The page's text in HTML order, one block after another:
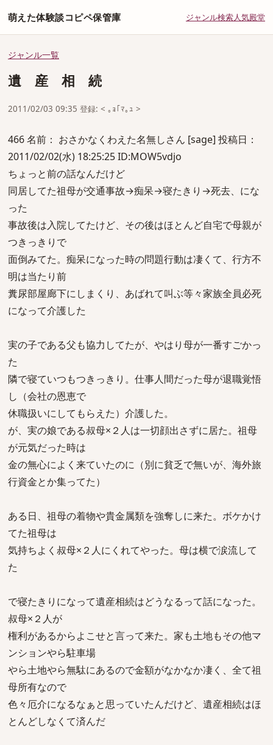
萌えた体験談コピペ保管庫 ジャンル検索人気殿堂
ジャンル一覧
遺 産 相 続
2011/02/03 09:35 登録: < ｡ｮ｢ﾏ｡ｭ >
466 名前： おさかなくわえた名無しさん [sage] 投稿日：
2011/02/02(水) 18:25:25 ID:MOW5vdjo
ちょっと前の話なんだけど
同居してた祖母が交通事故→痴呆→寝たきり→死去、にな
った
事故後は入院してたけど、その後はほとんど自宅で母親が
つきっきりで
面倒みてた。痴呆になった時の問題行動は凄くて、行方不
明は当たり前
糞尿部屋廊下にしまくり、あばれて叫ぶ等々家族全員必死
になって介護した
実の子である父も協力してたが、やはり母が一番すごかっ
た
隣で寝ていつもつきっきり。仕事人間だった母が退職覚悟
し（会社の恩恵で
休職扱いにしてもらえた）介護した。
が、実の娘である叔母×２人は一切顔出さずに居た。祖母
が元気だった時は
金の無心によく来ていたのに（別に貧乏で無いが、海外旅
行資金とか集ってた）
ある日、祖母の着物や貴金属類を強奪しに来た。ボケかけ
てた祖母は
気持ちよく叔母×２人にくれてやった。母は横で涙流して
た
で寝たきりになって遺産相続はどうなるって話になった。
叔母×２人が
権利があるからよこせと言って来た。家も土地もその他マ
ンションやら駐車場
やら土地やら無駄にあるので金額がなかなか凄く、全て祖
母所有なので
色々厄介になるなぁと思っていたんだけど、遺産相続はほ
とんどしなくて済んだ